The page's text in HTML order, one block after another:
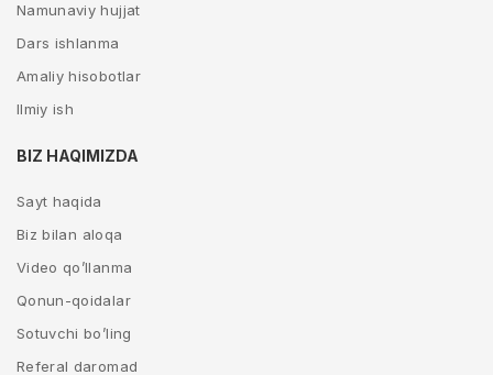
Namunaviy hujjat
Dars ishlanma
Amaliy hisobotlar
Ilmiy ish
BIZ HAQIMIZDA
Sayt haqida
Biz bilan aloqa
Video qo’llanma
Qonun-qoidalar
Sotuvchi bo’ling
Referal daromad